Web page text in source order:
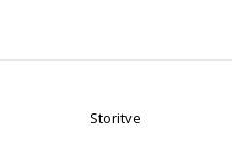
Storitve